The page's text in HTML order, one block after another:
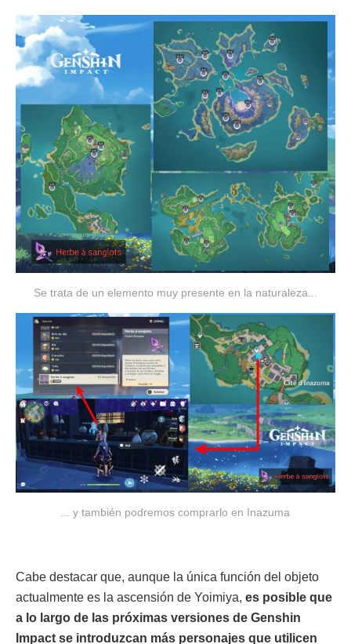
Se trata de un elemento muy presente en la naturaleza...
... y también podremos comprarlo en Inazuma
Cabe destacar que, aunque la única función del objeto
actualmente es la ascensión de Yoimiya, es posible que
a lo largo de las próximas versiones de Genshin
Impact se introduzcan más personajes que utilicen